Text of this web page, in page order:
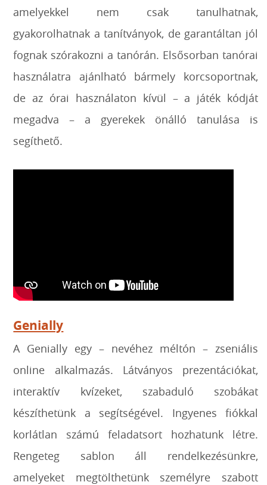
amelyekkel nem csak tanulhatnak,
gyakorolhatnak a tanítványok, de garantáltan jól
fognak szórakozni a tanórán. Elsősorban tanórai
használatra ajánlható bármely korcsoportnak,
de az órai használaton kívül – a játék kódját
megadva – a gyerekek önálló tanulása is
segíthető.
Genially
A Genially egy – nevéhez méltón – zseniális
online alkalmazás. Látványos prezentációkat,
interaktív kvízeket, szabaduló szobákat
készíthetünk a segítségével. Ingyenes fiókkal
korlátlan számú feladatsort hozhatunk létre.
Rengeteg sablon áll rendelkezésünkre,
amelyeket megtölthetünk személyre szabott